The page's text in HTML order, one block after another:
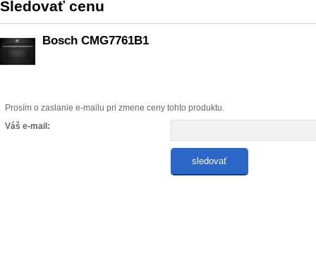
Sledovať cenu
Bosch CMG7761B1
Prosím o zaslanie e-mailu pri zmene ceny tohto produktu.
Váš e-mail: